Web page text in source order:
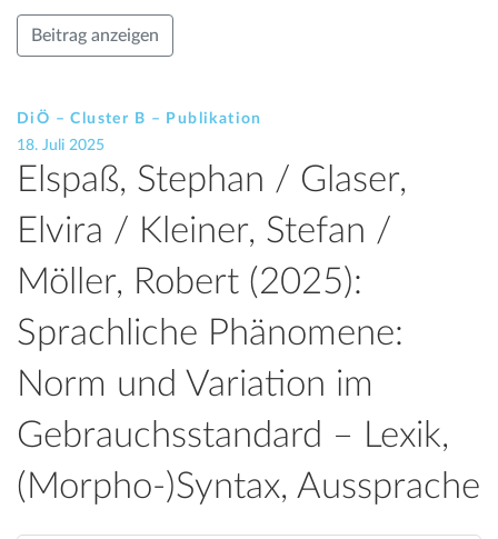
Beitrag anzeigen
DiÖ – Cluster B – Publikation
18. Juli 2025
Elspaß, Stephan / Glaser,
Elvira / Kleiner, Stefan /
Möller, Robert (2025):
Sprachliche Phänomene:
Norm und Variation im
Gebrauchsstandard – Lexik,
(Morpho-)Syntax, Aussprache